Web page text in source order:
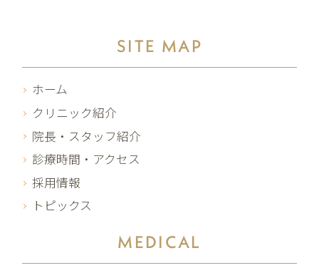
SITE MAP
ホーム
クリニック紹介
院長・スタッフ紹介
診療時間・アクセス
採用情報
トピックス
MEDICAL